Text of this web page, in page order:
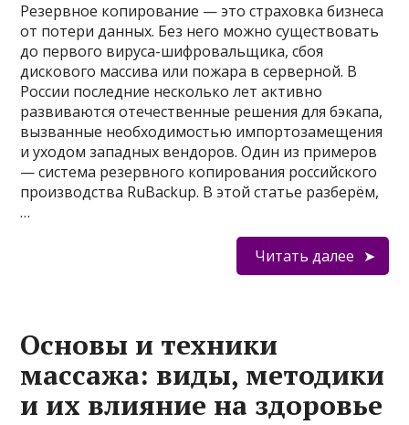
Резервное копирование — это страховка бизнеса
от потери данных. Без него можно существовать
до первого вируса-шифровальщика, сбоя
дискового массива или пожара в серверной. В
России последние несколько лет активно
развиваются отечественные решения для бэкапа,
вызванные необходимостью импортозамещения
и уходом западных вендоров. Один из примеров
— система резервного копирования российского
производства RuBackup. В этой статье разберём,
…
Читать далее
Основы и техники
массажа: виды, методики
и их влияние на здоровье